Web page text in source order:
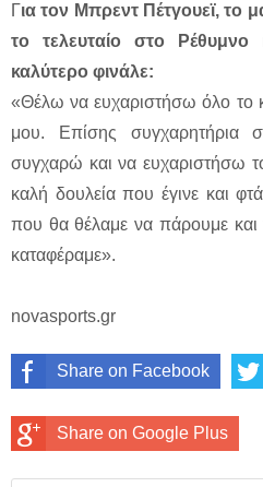
Για τον Μπρεντ Πέτγουεϊ, το
το τελευταίο στο Ρέθυμνο
καλύτερο φινάλε:
«Θέλω να ευχαριστήσω όλο το
μου. Επίσης συγχαρητήρια
συγχαρώ και να ευχαριστήσω
καλή δουλεία που έγινε και
που θα θέλαμε να πάρουμε και
καταφέραμε».
novasports.gr
Share on Facebook
Share on Google Plus